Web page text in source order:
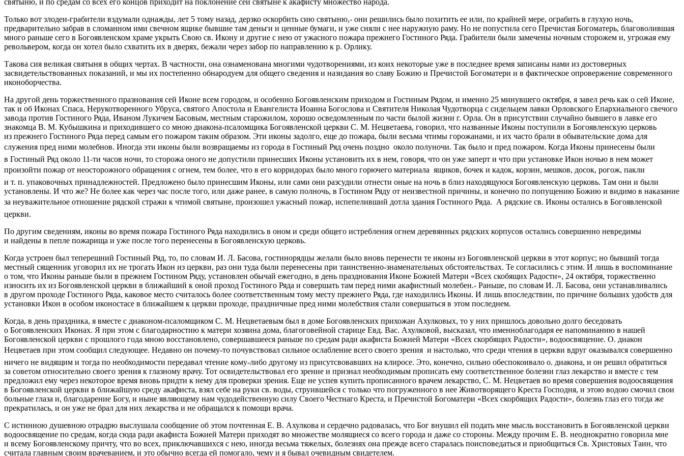
Только вот злодеи-грабители вздумали однажды, лет 5 тому назад, дерзко оскорбить сию святыню,- они решились было похитить ее или, по крайней мере, ограбить в глухую ночь,
предварительно забрав в сломанном ими свечном ящике бывшие там деньги и ценные бумаги, и уже сняли с нее наружную раму. Но не попустила сего Пречистая Богоматерь, благоволившая
много раньше сего в Богоявленском храме укрыть Свою св. Икону и другие с нею от ужасного пожара прежнего Гостиного Ряда. Грабители были замечены ночным сторожем и, угрожая ему
револьвером, когда он хотел было схватить их в дверях, бежали через забор по направлению к р. Орлику.
Такова сия великая святыня в общих чертах. В частности, она ознаменована многими чудотворениями, из коих некоторые уже в последнее время записаны нами из достоверных
засвидетельствованных показаний, и мы их постепенно обнародуем для общего сведения и назидания во славу Божию и Пречистой Богоматери и в фактическое опровержение современного
иконоборчества.
На другой день торжественного празнования сей Иконе всем городом, и особенно Богоявленским приходом и Гостиным Рядом, и именно 25 минувшего октября, я завел речь как о сей Иконе,
так и об Иконах Спаса, Нерукотворенного Убруса, святого Апостола и Евангелиста Иоанна Богослова и Святителя Николая Чудотворца с сидельцем лавки Орловского Епархиального свечого
завода против Гостиного Ряда, Иваном Лукичем Басовым, местным старожилом, хорошо осведомленным по части былой жизни г. Орла. Он в присутствии случайно бывшего в лавке его
знакомца В. М. Кубышкина и приходившего со мною диакона-псаломщика Богоявленской церкви С. М. Нецветаева, говорил, что названные Иконы поступили в Богоявленскую церковь
из прежнего Гостиного Ряда перед самым его пожаром таким образом. Эти иконы задолго, еще до пожара, были весьма чтимы горожанами, и их часто брали в обывательские дома для
служения пред ними молебнов. Иногда эти иконы были возвращаемы из города в Гостиный Ряд очень поздно  около полуночи. Так было и пред пожаром. Когда Иконы принесены были
в Гостиный Ряд около 11-ти часов ночи, то сторожа оного не допустили принесших Иконы установить их в нем, говоря, что он уже заперт и что при установке Икон ночью в нем может
произойти пожар от неосторожного обращения с огнем, тем более, что в его корридорах было много горючего материала  ящиков, бочек и кадок, корзин, мешков, досок, рогож, пакли
и т. п. упаковочных принадлежностей. Предложено было принесшим Иконы, или сами они разсудили отнести оные на ночь в близ находящуюся Богоявленскую церковь. Там они и были
установлены. И что же? Не более как через час после того, или даже ранее, в самую полночь, в Гостином Ряду от неизвестной причины, и конечно по попущению Божию и видимо в наказание
за неуважительное отношение рядской стражи к чтимой святыне, произошел ужасный пожар, испепеливший дотла здания Гостиного Ряда.  А рядские св. Иконы остались в Богоявленской
церкви.
По другим сведениям, иконы во время пожара Гостиного Ряда находились в оном и среди общего истребления огнем деревянных рядских корпусов остались совершенно невредимы
и найдены в пепле пожарища и уже после того перенесены в Богоявленскую церковь.
Когда устроен был теперешний Гостиный Ряд, то, по словам И. Л. Басова, гостинорядцы желали было вновь перенести те иконы из Богоявленской церкви в этот корпус; но бывший тогда
местный сященник уговорил их не трогать Икон из церкви, раз они туда были перенесены при таинственно-знаменательных обстоятельствах. Те согласились с этим. И лишь в воспоминание
о том, что Иконы раньше были в прежнем Гостином Ряду, установлен обычай ежегодно, в день празднования Иконе Божией Матери «Всех скобящих Радости», 24 октября, торжественно
износить их из Богоявленской церкви в ближайший к оной проход Гостиного Ряда и совершать там перед ними акафистный молебен.- Раньше, по словам И. Л. Басова, они устанавливались
в другом проходе Гостиного Ряда, каковое место считалось более соответственным тому месту прежнего Ряда, где находились Иконы. И лишь впоследствии, по причине больших удобств для
установки Икон в особом иконостасе в ближайшем к церкви проходе, праздничные пред ними молебствия стали совершаться в этом последнем.
Когда, в день праздника, я вместе с диаконом-псаломщиком С. М. Нецветаевым был в доме Богоявленских прихожан Ахулковых, то у них пришлось довольно долго беседовать
о Богоявленских Иконах. Я при этом с благодарностию к матери хозяина дома, благоговейной старице Евд. Вас. Ахулковой, высказал, что именноблагодаря ее напоминанию в нашей
Богоявленской церкви с прошлого года мною восстановлено, совершавшееся раньше по средам ради акафиста Божией Матери «Всех скорбящих Радости», водоосвящение. О. диакон
Нецветаев при этом сообщил следующее. Недавно он почему-то почувствовал сильное ослабление всего своего зрения  и настолько, что среди чтения в церкви вдруг оказывался совершенно
ничего не видящим и тогда по необходимости передавал чтение кому-либо другому из присутсвовавших на клиросе. Это, конечно, сильно обеспокоивало о. диакона, и он решил обратиться
за советом относительно своего зрения к глазному врачу. Тот освидетельствовал его зрение и признал необходимым прописать ему соответственное болезни глаз лекарство и вместе с тем
предложил ему через некоторое время вновь придти к нему для проверки зрения. Еще не успев купить прописанного врачем лекарство, С. М. Нецветаев во время совершения водоосвящения
в Богоявленской церкви в ближайшую среду акафиста, взял себе на руки св. воды, струившейся с только что погруженного в нее Животворящего Креста Господня, и этою водою смочил свои
больные глаза и, благодарение Богу, и ныне являющему нам чудодейственную силу Своего Честнаго Креста, и Пречистой Богоматери «Всех скорбящих Радости», болезнь глаз его тогда же
прекратилась, и он уже не брал для них лекарства и не обращался к помощи врача.
С истинною душевною отрадрю выслушала сообщение об этом почтенная Е. В. Ахулкова и сердечно радовалась, что Бог внушил ей подать мне мысль восстановить в Богоявленской церкви
водоосвящение по средам, когда сюда ради акафиста Божией Матери приходят во множестве молящиеся со всего города и даже со стороны. Между прочим Е. В. неоднократно говорила мне
и всему Богоявленскому причту, что во всех, приключавшихся с нею, иногда весьма тяжелых, болезнях она прежде всего старалась поисповедаться и приобщиться Св. Христовых Таин, что
считала главным своим врачеванием, и это обычно всегда ей помогало, чему и я бывал очевидным свидетелем.